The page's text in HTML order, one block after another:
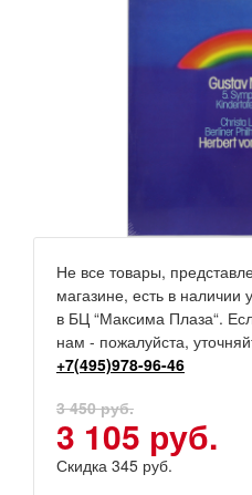
Не все товары,
магазине, есть в
в БЦ “Максима Плаза“.
нам - пожалуйста,
+7(495)978-96-46
3 450 руб.
3 105 руб.
Скидка 345 руб.